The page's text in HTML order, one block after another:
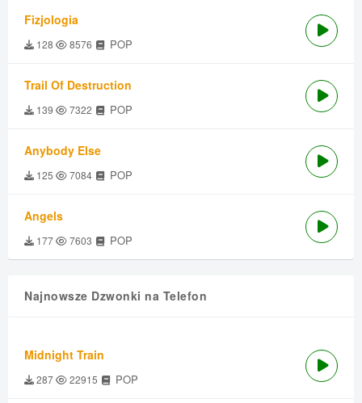
Fizjologia
128 8576 POP
Trail Of Destruction
139 7322 POP
Anybody Else
125 7084 POP
Angels
177 7603 POP
Najnowsze Dzwonki na Telefon
Midnight Train
287 22915 POP